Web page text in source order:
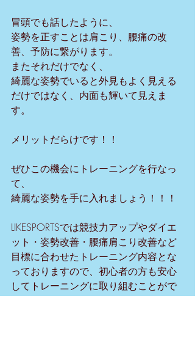
冒頭でも話したように、
姿勢を正すことは肩こり、腰痛の改
善、予防に繋がります。
またそれだけでなく、
綺麗な姿勢でいると外見もよく見える
だけではなく、内面も輝いて見えま
す。
メリットだらけです！！
ぜひこの機会にトレーニングを行なっ
て、
綺麗な姿勢を手に入れましょう！！！
LIKESPORTSでは競技力アップやダイエ
ット・姿勢改善・腰痛肩こり改善など
目標に合わせたトレーニング内容とな
っておりますので、初心者の方も安心
してトレーニングに取り組むことがで
きます！